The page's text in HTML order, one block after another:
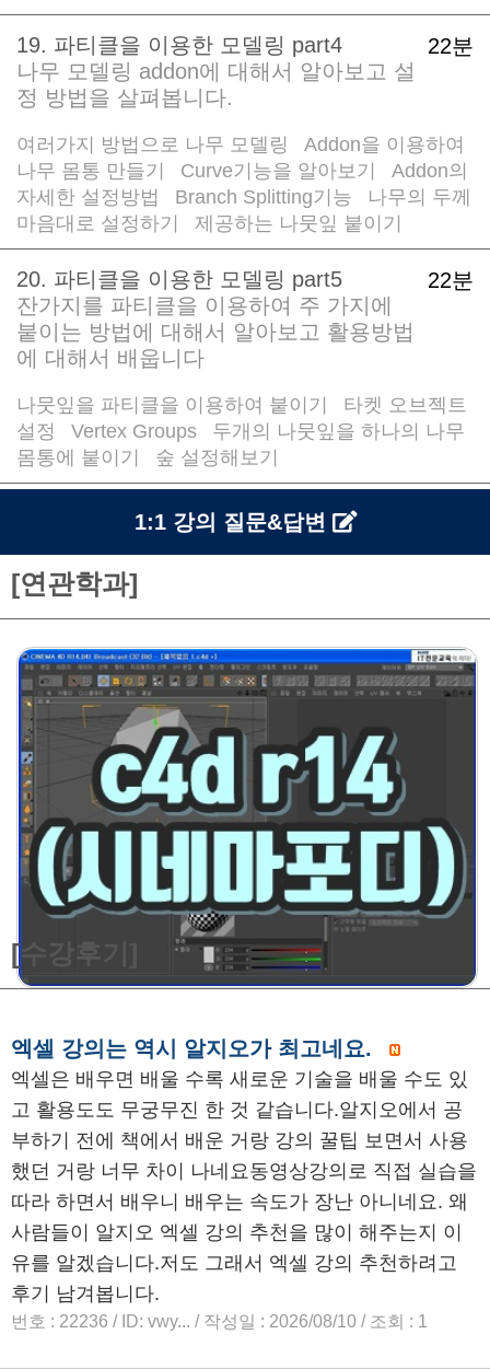
22분
19. 파티클을 이용한 모델링 part4
나무 모델링 addon에 대해서 알아보고 설
정 방법을 살펴봅니다.
여러가지 방법으로 나무 모델링
Addon을 이용하여
나무 몸통 만들기
Curve기능을 알아보기
Addon의
자세한 설정방법
Branch Splitting기능
나무의 두께
마음대로 설정하기
제공하는 나뭇잎 붙이기
22분
20. 파티클을 이용한 모델링 part5
잔가지를 파티클을 이용하여 주 가지에
붙이는 방법에 대해서 알아보고 활용방법
에 대해서 배웁니다
나뭇잎을 파티클을 이용하여 붙이기
타켓 오브젝트
설정
Vertex Groups
두개의 나뭇잎을 하나의 나무
몸통에 붙이기
숲 설정해보기
1:1 강의 질문&답변
[연관학과]
[수강후기]